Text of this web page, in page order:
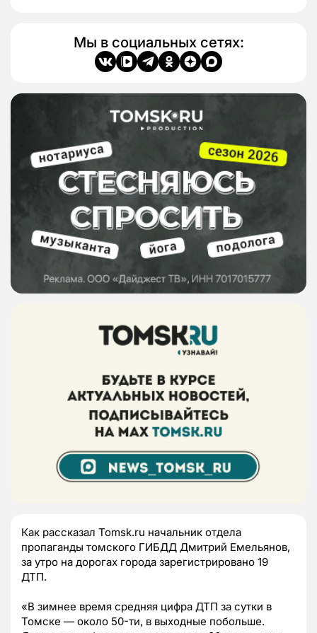
Мы в социальных сетях:
Как рассказал Tomsk.ru начальник отдела
пропаганды томского ГИБДД Дмитрий Емельянов,
за утро на дорогах города зарегистрировано 19
ДТП.
«В зимнее время средняя цифра ДТП за сутки в
Томске — около 50-ти, в выходные побольше.